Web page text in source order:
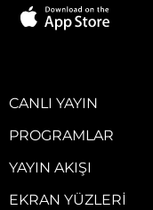
CANLI YAYIN
PROGRAMLAR
YAYIN AKIŞI
EKRAN YÜZLERI